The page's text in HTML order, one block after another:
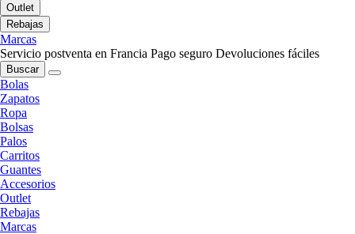
Outlet
Rebajas
Marcas
Servicio postventa en Francia Pago seguro Devoluciones fáciles
Buscar
Bolas
Zapatos
Ropa
Bolsas
Palos
Carritos
Guantes
Accesorios
Outlet
Rebajas
Marcas